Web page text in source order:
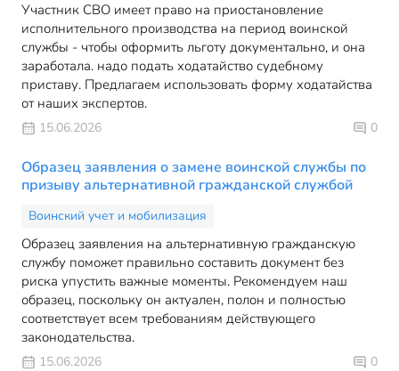
Участник СВО имеет право на приостановление
исполнительного производства на период воинской
службы - чтобы оформить льготу документально, и она
заработала. надо подать ходатайство судебному
приставу. Предлагаем использовать форму ходатайства
от наших экспертов.
15.06.2026 0
Образец заявления о замене воинской службы по
призыву альтернативной гражданской службой
Воинский учет и мобилизация
Образец заявления на альтернативную гражданскую
службу поможет правильно составить документ без
риска упустить важные моменты. Рекомендуем наш
образец, поскольку он актуален, полон и полностью
соответствует всем требованиям действующего
законодательства.
15.06.2026 0